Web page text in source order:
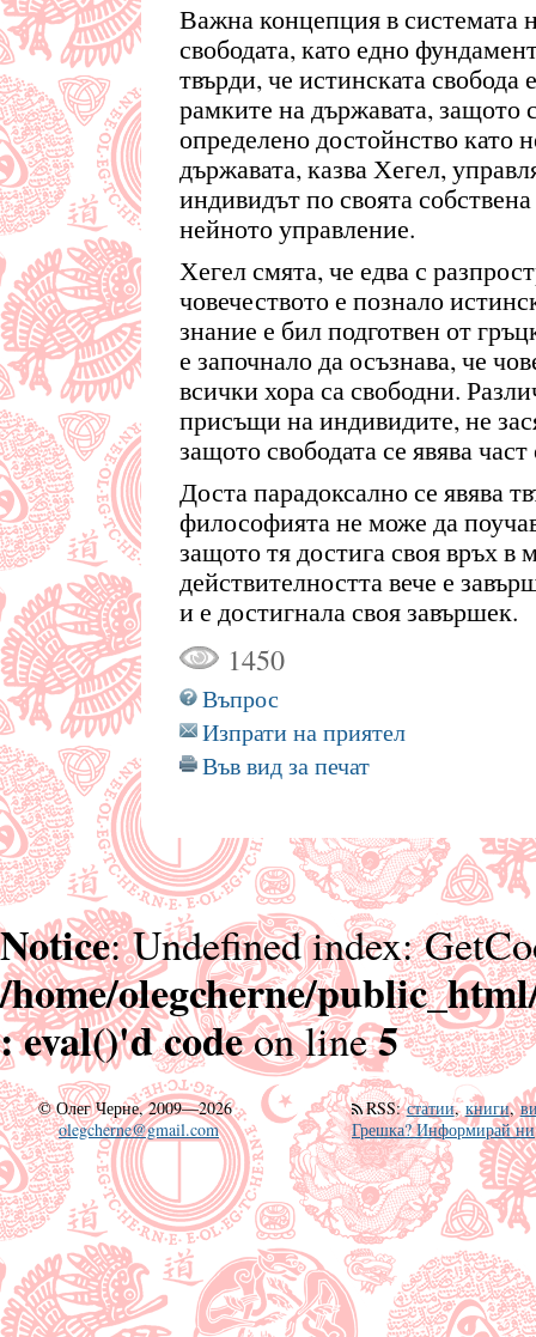
Важна концепция в системата
свободата, като едно
твърди, че истинската
рамките на държавата, защото
определено достойнство като
държавата, казва Хегел,
индивидът по своята
нейното управление.
Хегел смята, че едва с
човечеството е познало
знание е бил подготвен от
е започнало да осъзнава, че
всички хора са свободни.
присъщи на индивидите, не
защото свободата се явява
Доста парадоксално се явява
философията не може да
защото тя достига своя връх в
действителността вече е
и е достигнала своя завършек.
1450
Въпрос
Изпрати на приятел
Във вид за печат
Notice: Undefined index:
/home/olegcherne/
: eval()'d codeon line5
©Олег Черне, 2009—2026
olegcherne@gmail.com
RSS:статии,книги,
Грешка? Информирай ни